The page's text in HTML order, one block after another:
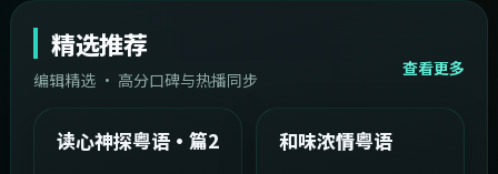
精选推荐
编辑精选 · 高分口碑与热播同步
查看更多
精选
中国台湾 1:54:36
读心神探粤语·篇2 精选
2:08:51
和味浓情粤语